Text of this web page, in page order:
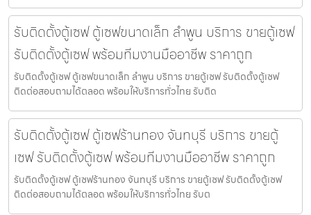
รับติดตั้งตู้เซฟ ตู้เซฟขนาดเล็ก ลำพูน บริการ ขายตู้เซฟ
รับติดตั้งตู้เซฟ พร้อมทีมงานมืออาชีพ ราคาถูก
รับติดตั้งตู้เซฟ ตู้เซฟขนาดเล็ก ลำพูน บริการ ขายตู้เซฟ รับติดตั้งตู้เซฟ
ติดต่อสอบถามได้ตลอด พร้อมให้บริการทั่วไทย รับติด
รับติดตั้งตู้เซฟ ตู้เซฟร้านทอง จันทบุรี บริการ ขายตู้
เซฟ รับติดตั้งตู้เซฟ พร้อมทีมงานมืออาชีพ ราคาถูก
รับติดตั้งตู้เซฟ ตู้เซฟร้านทอง จันทบุรี บริการ ขายตู้เซฟ รับติดตั้งตู้เซฟ
ติดต่อสอบถามได้ตลอด พร้อมให้บริการทั่วไทย รับต